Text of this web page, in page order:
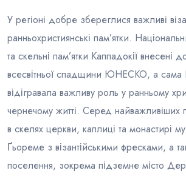
У регіоні добре збереглися важливі
ранньохристиянські пам’ятки.
та скельні пам’ятки Каппадокії внесені
всесвітньої спадщини ЮНЕСКО, а сама
відігравала важливу роль у ранньому
чернечому житті. Серед найважливіших
в скелях церкви, каплиці та монастирі
Ґьореме з візантійськими фресками, а
поселення, зокрема підземне місто